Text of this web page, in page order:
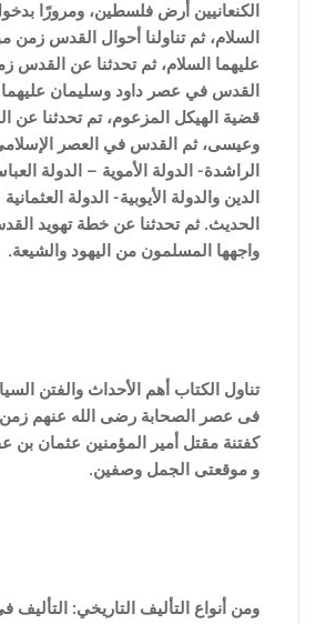
الكنعانيين أرض فلسطين، ومرورًا
السلام، ثم تناولنا أحوال القدس
عليهما السلام، ثم تحدثنا عن القدس
القدس في عصر داود وسليمان عليهما
قضية الهيكل المزعوم، تم تحدثنا
وعيسى، ثم القدس في العصر
الراشدة- الدولة الأموية – الدولة
الدين والدولة الأيوبية- الدولة
الحديث. ثم تحدثنا عن خطة تهويد
واجهها المسلمون من اليهود والشيعة.
تناول الكتاب أهم الأحداث والفتن ا
فى عصر الصحابة رضى الله عنهم زمن
كفتنة مقتل أمير المؤمنين عثمان بن
و موقعتى الجمل وصفين.
ومن أنواع التأليف التاريخي: التأليف